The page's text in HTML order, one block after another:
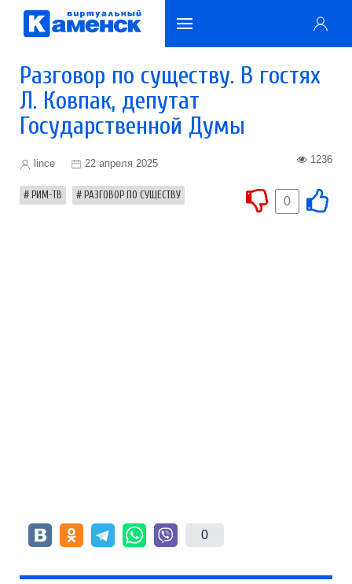
Разговор по существу. В гостях
Л. Ковпак, депутат
Государственной Думы
lince 22 апреля 2025 1236
РИМ-ТВ РАЗГОВОР ПО СУЩЕСТВУ 0
0